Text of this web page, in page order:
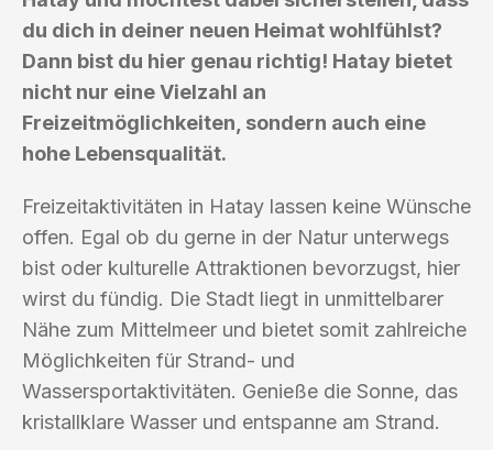
du dich in deiner neuen Heimat wohlfühlst?
Dann bist du hier genau richtig! Hatay bietet
nicht nur eine Vielzahl an
Freizeitmöglichkeiten, sondern auch eine
hohe Lebensqualität.
Freizeitaktivitäten in Hatay lassen keine Wünsche
offen. Egal ob du gerne in der Natur unterwegs
bist oder kulturelle Attraktionen bevorzugst, hier
wirst du fündig. Die Stadt liegt in unmittelbarer
Nähe zum Mittelmeer und bietet somit zahlreiche
Möglichkeiten für Strand- und
Wassersportaktivitäten. Genieße die Sonne, das
kristallklare Wasser und entspanne am Strand.